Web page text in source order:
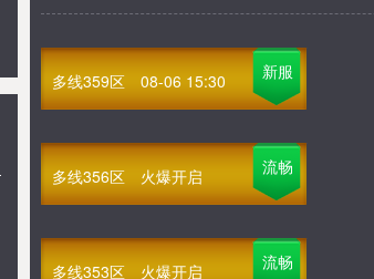
多线359区 08-06 15:30 新服
多线356区 火爆开启 流畅
多线353区 火爆开启 流畅